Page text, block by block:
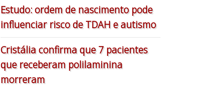
Estudo: ordem de nascimento pode
influenciar risco de TDAH e autismo
Cristália confirma que 7 pacientes
que receberam polilaminina
morreram